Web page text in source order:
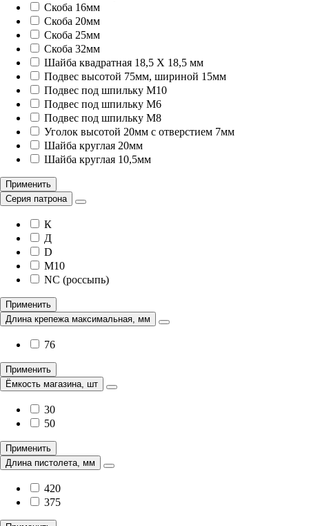
Скоба 16мм
Скоба 20мм
Скоба 25мм
Скоба 32мм
Шайба квадратная 18,5 X 18,5 мм
Подвес высотой 75мм, шириной 15мм
Подвес под шпильку M10
Подвес под шпильку M6
Подвес под шпильку M8
Уголок высотой 20мм с отверстием 7мм
Шайба круглая 20мм
Шайба круглая 10,5мм
Применить
Серия патрона
К
Д
D
M10
NC (россыпь)
Применить
Длина крепежа максимальная, мм
76
Применить
Ёмкость магазина, шт
30
50
Применить
Длина пистолета, мм
420
375